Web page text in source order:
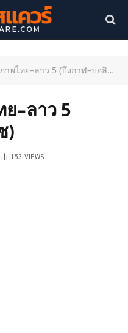
ไทย–ลาว 5 (บึงกาฬ–บอลิคำไซ)
–ลาว 5
)
153 VIEWS